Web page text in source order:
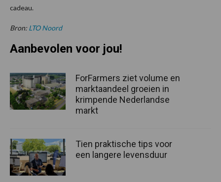
cadeau.
Bron: LTO Noord
Aanbevolen voor jou!
ForFarmers ziet volume en
marktaandeel groeien in
krimpende Nederlandse
markt
Tien praktische tips voor
een langere levensduur